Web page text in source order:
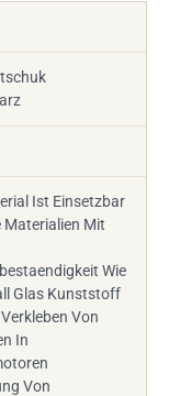
Ist Einsetzbar
Materialien Mit
Wie
Glas Kunststoff
Von
In
Von